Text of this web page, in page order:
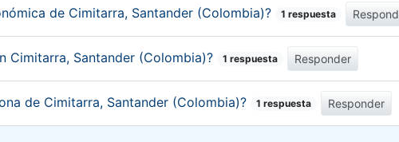
de Cimitarra, Santander (Colombia)? 1 respuesta
Cimitarra, Santander (Colombia)? 1 respuesta Responder
de Cimitarra, Santander (Colombia)? 1 respuesta Responder